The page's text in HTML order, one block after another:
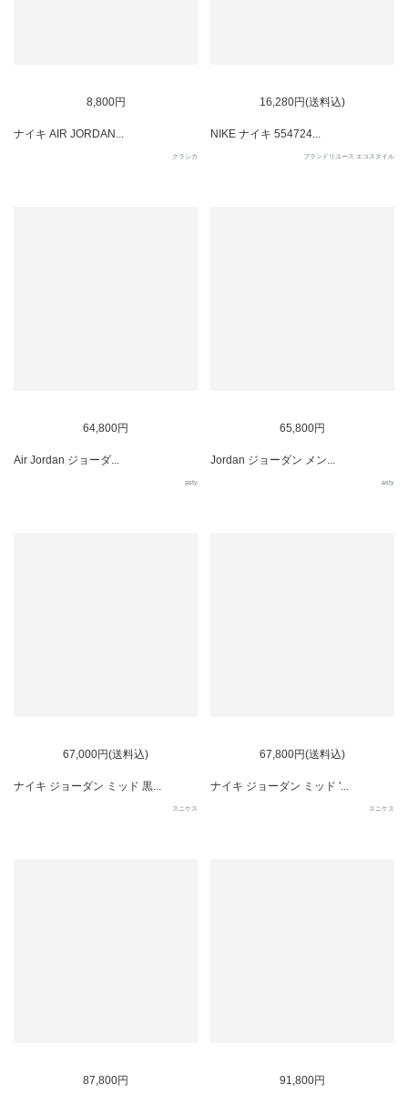
8,800円
ナイキ AIR JORDAN...
クラシカ
16,280円(送料込)
NIKE ナイキ 554724...
ブランドリユース エコスタイル
64,800円
Air Jordan ジョーダ...
asty
65,800円
Jordan ジョーダン メン...
asty
67,000円(送料込)
ナイキ ジョーダン ミッド 黒...
スニケス
67,800円(送料込)
ナイキ ジョーダン ミッド '...
スニケス
87,800円 91,800円